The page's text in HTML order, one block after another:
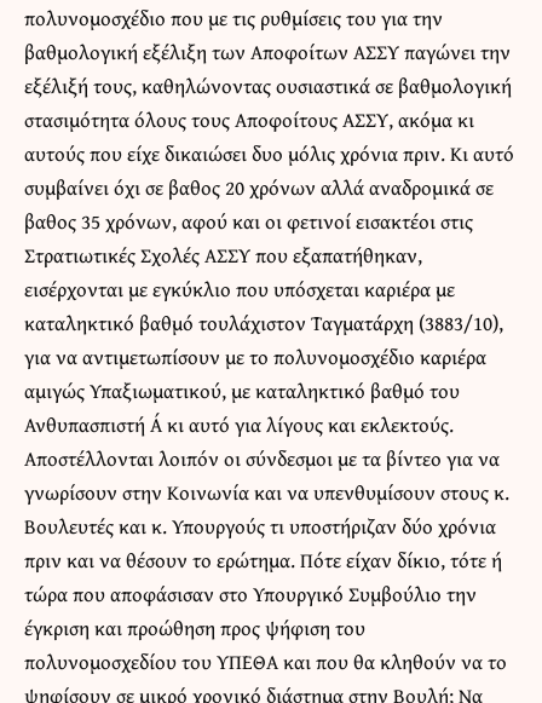
πολυνομοσχέδιο που με τις ρυθμίσεις του για την
βαθμολογική εξέλιξη των Αποφοίτων ΑΣΣΥ παγώνει την
εξέλιξή τους, καθηλώνοντας ουσιαστικά σε βαθμολογική
στασιμότητα όλους τους Αποφοίτους ΑΣΣΥ, ακόμα κι
αυτούς που είχε δικαιώσει δυο μόλις χρόνια πριν. Κι αυτό
συμβαίνει όχι σε βαθος 20 χρόνων αλλά αναδρομικά σε
βαθος 35 χρόνων, αφού και οι φετινοί εισακτέοι στις
Στρατιωτικές Σχολές ΑΣΣΥ που εξαπατήθηκαν,
εισέρχονται με εγκύκλιο που υπόσχεται καριέρα με
καταληκτικό βαθμό τουλάχιστον Ταγματάρχη (3883/10),
για να αντιμετωπίσουν με το πολυνομοσχέδιο καριέρα
αμιγώς Υπαξιωματικού, με καταληκτικό βαθμό του
Ανθυπασπιστή Α΄ κι αυτό για λίγους και εκλεκτούς.
Αποστέλλονται λοιπόν οι σύνδεσμοι με τα βίντεο για να
γνωρίσουν στην Κοινωνία και να υπενθυμίσουν στους κ.
Βουλευτές και κ. Υπουργούς τι υποστήριζαν δύο χρόνια
πριν και να θέσουν το ερώτημα. Πότε είχαν δίκιο, τότε ή
τώρα που αποφάσισαν στο Υπουργικό Συμβούλιο την
έγκριση και προώθηση προς ψήφιση του
πολυνομοσχεδίου του ΥΠΕΘΑ και που θα κληθούν να το
ψηφίσουν σε μικρό χρονικό διάστημα στην Βουλή; Να